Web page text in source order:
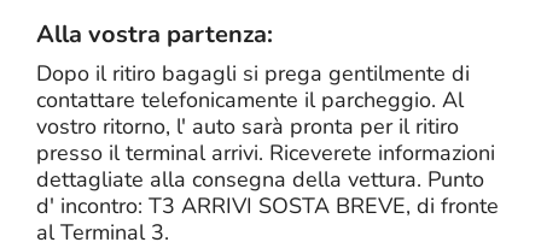
Alla vostra partenza:
Dopo il ritiro bagagli si prega gentilmente di
contattare telefonicamente il parcheggio. Al
vostro ritorno, l' auto sarà pronta per il ritiro
presso il terminal arrivi. Riceverete informazioni
dettagliate alla consegna della vettura. Punto
d' incontro: T3 ARRIVI SOSTA BREVE, di fronte
al Terminal 3.